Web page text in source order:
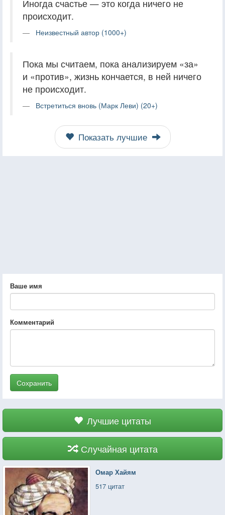
Иногда счастье — это когда ничего не
происходит.
Неизвестный автор (1000+)
Пока мы считаем, пока анализируем «за»
и «против», жизнь кончается, в ней ничего
не происходит.
Встретиться вновь (Марк Леви) (20+)
Показать лучшие
Ваше имя
Комментарий
Сохранить
Лучшие цитаты
Случайная цитата
Омар Хайям
517 цитат